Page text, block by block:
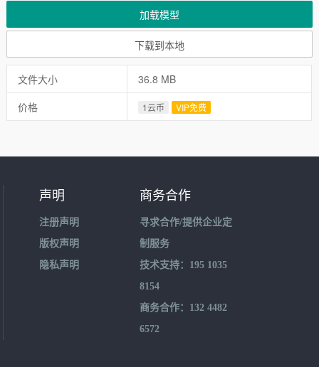
加载模型
下载到本地
文件大小
36.8 MB
价格
1云币 VIP免费
声明
注册声明
版权声明
隐私声明
商务合作
寻求合作/提供企业定
制服务
技术支持：195 1035
8154
商务合作：132 4482
6572